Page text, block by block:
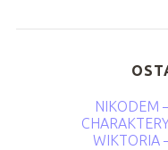
NIKODEM
WIKTORIA